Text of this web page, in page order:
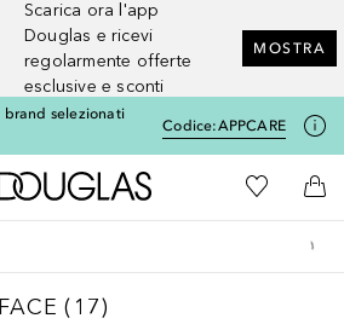
Scarica ora l'app
Douglas e ricevi
regolarmente offerte
esclusive e sconti
MOSTRA
brand selezionati
Codice:APPCARE
A Douglas HomeAlla Mia
Al
FACE 17
( 17)